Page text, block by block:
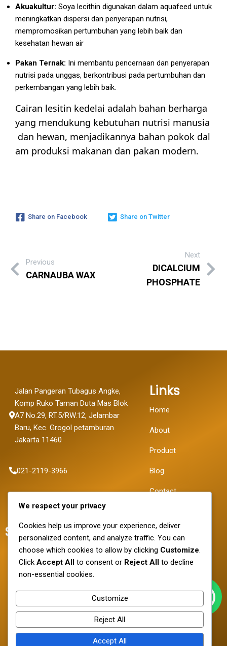
Akuakultur: Soya lecithin digunakan dalam aquafeed untuk
meningkatkan dispersi dan penyerapan nutrisi,
mempromosikan pertumbuhan yang lebih baik dan
kesehatan hewan air
Pakan Ternak: Ini membantu pencernaan dan penyerapan
nutrisi pada unggas, berkontribusi pada pertumbuhan dan
perkembangan yang lebih baik.
Cairan lesitin kedelai adalah bahan berharga
yang mendukung kebutuhan nutrisi manusia
dan hewan, menjadikannya bahan pokok dal
am produksi makanan dan pakan modern.
Share on Facebook Share on Twitter
Previous
CARNAUBA WAX
Next
DICALCIUM
PHOSPHATE
Jalan Pangeran Tubagus Angke,
Komp Ruko Taman Duta Mas Blok
A7 No.29, RT.5/RW.12, Jelambar
Baru, Kec. Grogol petamburan
Jakarta 11460
021-2119-3966
sales@fortunapancaransakti.com
Links
Home
About
Product
Blog
Contact
SOCIAL MEDIA
Copyright © 2026 PT.FORTUNA PANCARAN SAKTI
We respect your privacy
Cookies help us improve your experience, deliver
personalized content, and analyze traffic. You can
choose which cookies to allow by clicking Customize.
Click Accept All to consent or Reject All to decline
non-essential cookies.
Customize
Reject All
Accept All